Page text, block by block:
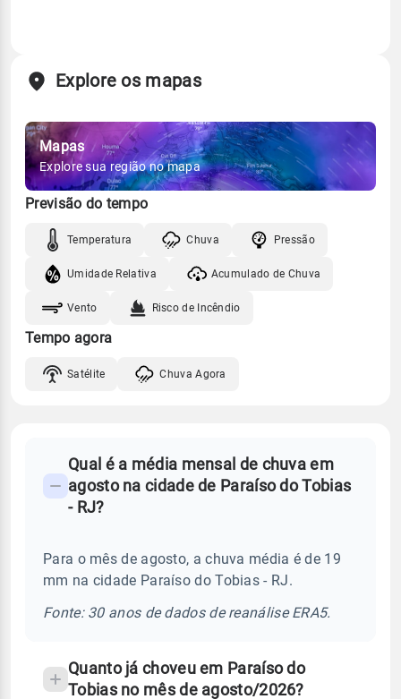
Explore os mapas
Mapas
Explore sua região no mapa
Previsão do tempo
Temperatura Chuva Pressão
Umidade Relativa Acumulado de Chuva
Vento Risco de Incêndio
Tempo agora
Satélite Chuva Agora
Perguntas
frequentes
chuva
temperatura
Qual é a média mensal de chuva em
agosto na cidade de Paraíso do Tobias
- RJ?
Para o mês de agosto, a chuva média é de 19
mm na cidade Paraíso do Tobias - RJ.
Fonte: 30 anos de dados de reanálise ERA5.
Quanto já choveu em Paraíso do
Tobias no mês de agosto/2026?